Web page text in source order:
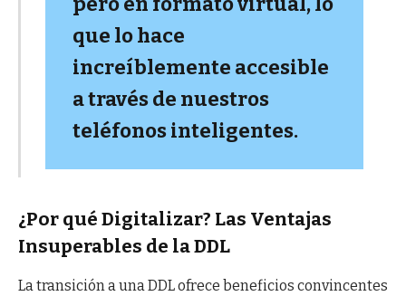
que lo hace
increíblemente accesible
a través de nuestros
teléfonos inteligentes.
¿Por qué Digitalizar? Las Ventajas
Insuperables de la DDL
La transición a una DDL ofrece beneficios convincentes